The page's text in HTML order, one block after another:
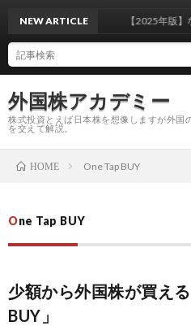
外国株アカデミー
株式投資とえば日本株を想像しますが外国
を交えて解説。
NEW ARTICLE 【2025年版】
HOME One Tap BUY
One Tap BUY
少額から外国株が買え
BUY」